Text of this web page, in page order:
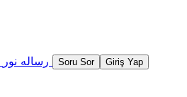
Soru Sor Giriş Yap